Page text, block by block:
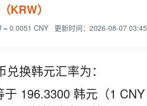
KRW）
= 0.0051 CNY 更新时间：2026-08-07
换韩元汇率为：
于 196.3300 韩元（1